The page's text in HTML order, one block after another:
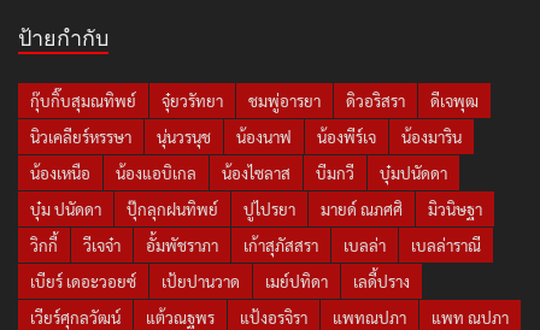
ป้ายกำกับ
กุ๊บกิ๊บสุมณทิพย์ จุ๋ยวรัทยา ชมพู่อารยา ดิวอริสรา
ดีเจพุฒ
นิวเคลียร์หรรษา
นุ่นวรนุช น้องนาฟ น้องพีร์เจ
น้องมาริน
น้องเหนือ
น้องแอบิเกล น้องไซลาส บีมกวี
บุ๋มปนัดดา
บุ๋ม ปนัดดา
ปุ๊กลุกฝนทิพย์ ปูไปรยา มายด์ ณภศศิ
มิวนิษฐา
วิกกี้
วีเจจ๋า อั้มพัชราภา เก้าสุภัสสรา เบลล่า
เบลล่าราณี
เบียร์ เดอะวอยซ์
เป้ยปานวาด เมย์ปทิดา
เลดี้ปราง
เวียร์ศุกลวัฒน์
แต้วณฐพร แป้งอรจิรา แพทณปภา
แพท ณปภา